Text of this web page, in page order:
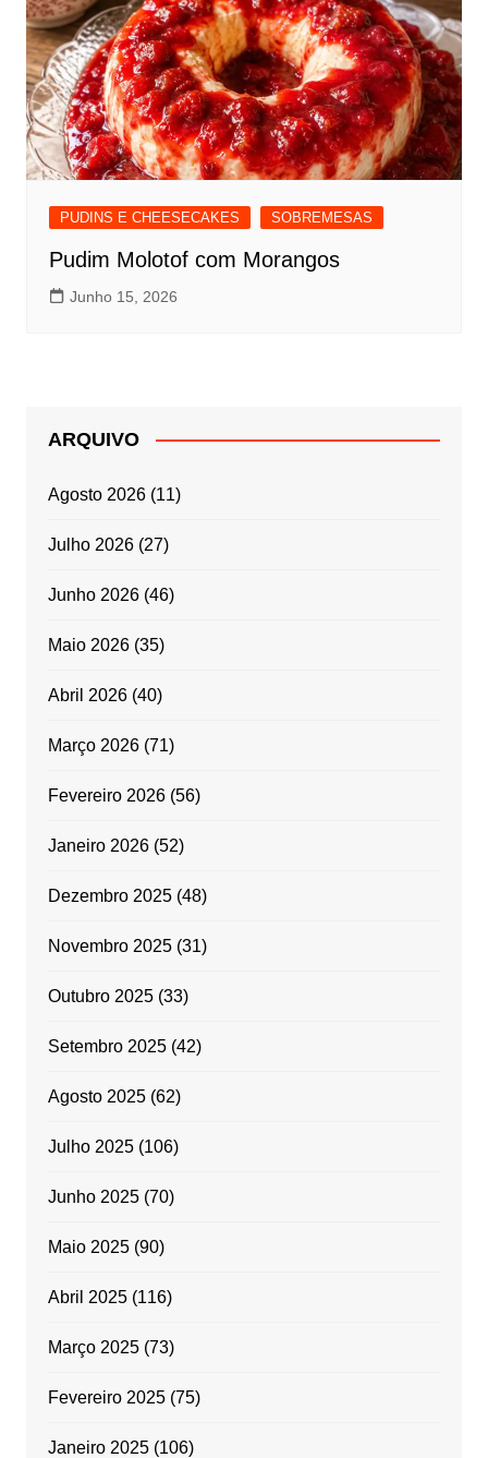
PUDINS E CHEESECAKES SOBREMESAS
Pudim Molotof com Morangos
Junho 15, 2026
ARQUIVO
Agosto 2026(11)
Julho 2026(27)
Junho 2026(46)
Maio 2026(35)
Abril 2026(40)
Março 2026(71)
Fevereiro 2026(56)
Janeiro 2026(52)
Dezembro 2025(48)
Novembro 2025(31)
Outubro 2025(33)
Setembro 2025(42)
Agosto 2025(62)
Julho 2025(106)
Junho 2025(70)
Maio 2025(90)
Abril 2025(116)
Março 2025(73)
Fevereiro 2025(75)
Janeiro 2025(106)